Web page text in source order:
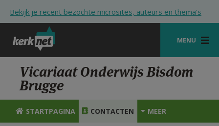
Bekijk je recent bezochte microsites, auteurs en thema's
MENU
STARTPAGINA
KERK
VIERINGEN
Vicariaat Onderwijs Bisdom
Brugge
STARTPAGINA CONTACTEN MEER